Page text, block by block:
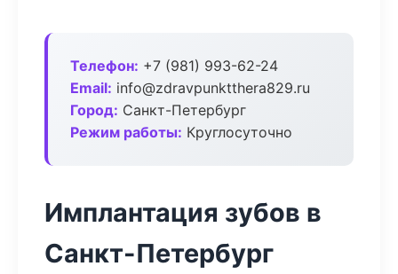
Телефон: +7 (981) 993-62-24
Email: info@zdravpunktthera829.ru
Город: Санкт-Петербург
Режим работы: Круглосуточно
Имплантация зубов в
Санкт-Петербург